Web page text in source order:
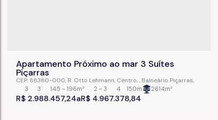
Apartamento Próximo ao mar 3 Suítes
Piçarras
R$ 2.988.457,24 R$ 4.967.378,84
CEP: 88380-000, R. Otto Lehmann, Centro , Balneário Piçarras,
Santa Catarina, Brasil
3 4
145 ~ 196m²
3 2 ~ 3 150m 2614m²